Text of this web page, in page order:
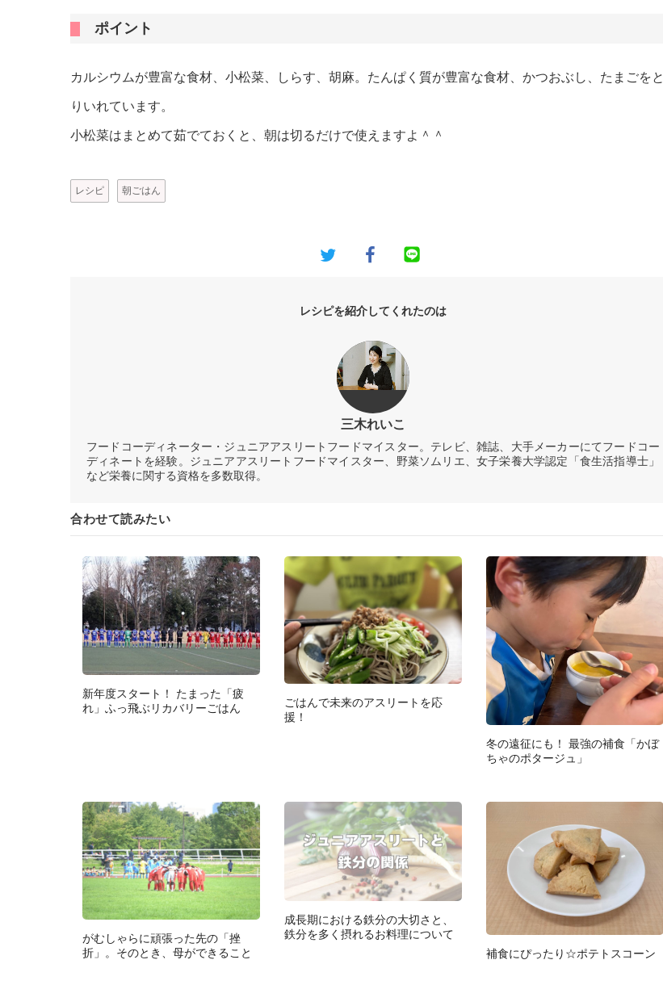
ポイント
カルシウムが豊富な食材、小松菜、しらす、胡麻。たんぱく質が豊富な食材、かつおぶし、たまごをと
りいれています。
小松菜はまとめて茹でておくと、朝は切るだけで使えますよ＾＾
レシピ 朝ごはん
レシピを紹介してくれたのは
三木れいこ
フードコーディネーター・ジュニアアスリートフードマイスター。テレビ、雑誌、大手メーカーにてフードコー
ディネートを経験。ジュニアアスリートフードマイスター、野菜ソムリエ、女子栄養大学認定「食生活指導士」
など栄養に関する資格を多数取得。
合わせて読みたい
新年度スタート！ たまった「疲
れ」ふっ飛ぶリカバリーごはん
ごはんで未来のアスリートを応
援！
冬の遠征にも！ 最強の補食「かぼ
ちゃのポタージュ」
がむしゃらに頑張った先の「挫
折」。そのとき、母ができること
成長期における鉄分の大切さと、
鉄分を多く摂れるお料理について
補食にぴったり☆ポテトスコーン